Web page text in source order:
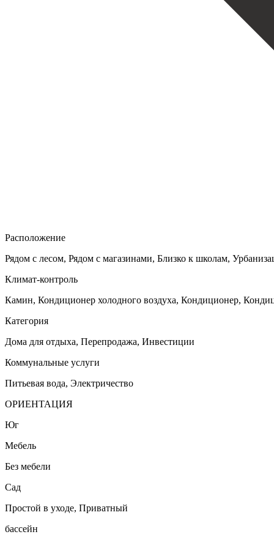
Расположение
Рядом с лесом, Рядом с магазинами, Близко к школам,
Климат-контроль
Камин, Кондиционер холодного воздуха, Кондиционер,
Категория
Дома для отдыха, Перепродажа, Инвестиции
Коммунальные услуги
Питьевая вода, Электричество
ОРИЕНТАЦИЯ
Юг
Мебель
Без мебели
Сад
Простой в уходе, Приватный
бассейн